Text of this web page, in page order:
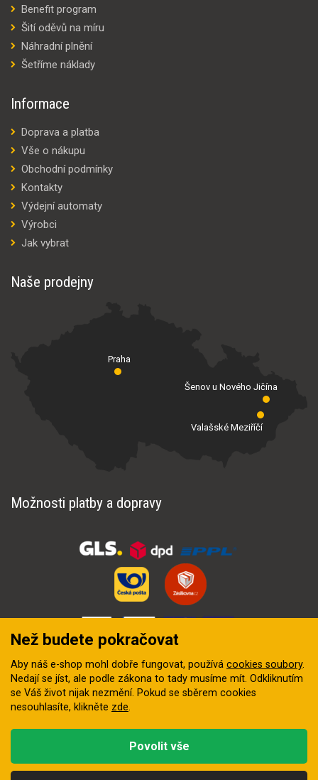
Benefit program
Šití oděvů na míru
Náhradní plnění
Šetříme náklady
Informace
Doprava a platba
Vše o nákupu
Obchodní podmínky
Kontakty
Výdejní automaty
Výrobci
Jak vybrat
Naše prodejny
Praha
Valašské Meziříčí
Šenov u Nového Jičína
Možnosti platby a dopravy
digitální agentura FEO
Než budete pokračovat
Aby náš e-shop mohl dobře fungovat, používá cookies soubory.
Nedají se jíst, ale podle zákona to tady musíme mít. Odkliknutím
se Váš život nijak nezmění. Pokud se sběrem cookies
nesouhlasíte, klikněte zde.
Povolit vše